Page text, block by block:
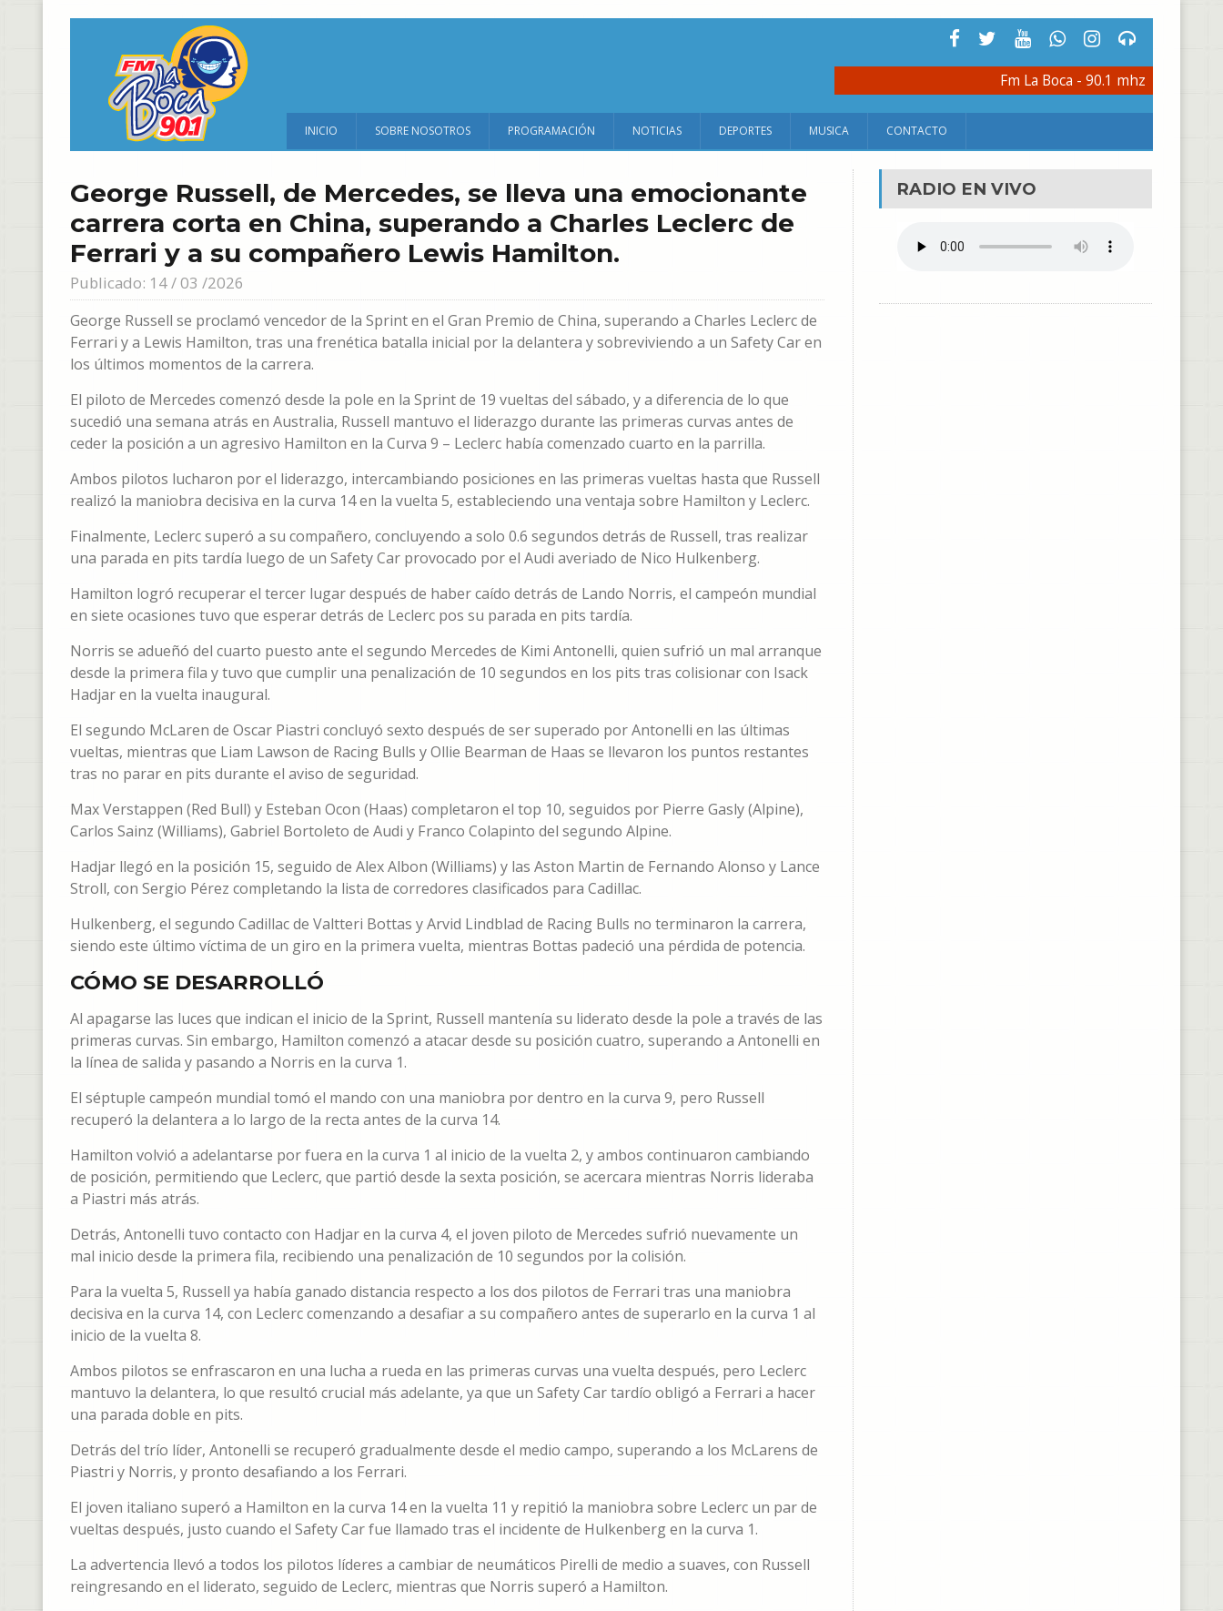
Fm La Boca - 90.1 mhz
INICIO SOBRE NOSOTROS PROGRAMACIÓN NOTICIAS DEPORTES MUSICA CONTACTO
George Russell, de Mercedes, se lleva una emocionante
carrera corta en China, superando a Charles Leclerc de
Ferrari y a su compañero Lewis Hamilton.
Publicado: 14 / 03 /2026
George Russell se proclamó vencedor de la Sprint en el Gran Premio de China, superando a Charles Leclerc de
Ferrari y a Lewis Hamilton, tras una frenética batalla inicial por la delantera y sobreviviendo a un Safety Car en
los últimos momentos de la carrera.
El piloto de Mercedes comenzó desde la pole en la Sprint de 19 vueltas del sábado, y a diferencia de lo que
sucedió una semana atrás en Australia, Russell mantuvo el liderazgo durante las primeras curvas antes de
ceder la posición a un agresivo Hamilton en la Curva 9 – Leclerc había comenzado cuarto en la parrilla.
Ambos pilotos lucharon por el liderazgo, intercambiando posiciones en las primeras vueltas hasta que Russell
realizó la maniobra decisiva en la curva 14 en la vuelta 5, estableciendo una ventaja sobre Hamilton y Leclerc.
Finalmente, Leclerc superó a su compañero, concluyendo a solo 0.6 segundos detrás de Russell, tras realizar
una parada en pits tardía luego de un Safety Car provocado por el Audi averiado de Nico Hulkenberg.
Hamilton logró recuperar el tercer lugar después de haber caído detrás de Lando Norris, el campeón mundial
en siete ocasiones tuvo que esperar detrás de Leclerc pos su parada en pits tardía.
Norris se adueñó del cuarto puesto ante el segundo Mercedes de Kimi Antonelli, quien sufrió un mal arranque
desde la primera fila y tuvo que cumplir una penalización de 10 segundos en los pits tras colisionar con Isack
Hadjar en la vuelta inaugural.
El segundo McLaren de Oscar Piastri concluyó sexto después de ser superado por Antonelli en las últimas
vueltas, mientras que Liam Lawson de Racing Bulls y Ollie Bearman de Haas se llevaron los puntos restantes
tras no parar en pits durante el aviso de seguridad.
Max Verstappen (Red Bull) y Esteban Ocon (Haas) completaron el top 10, seguidos por Pierre Gasly (Alpine),
Carlos Sainz (Williams), Gabriel Bortoleto de Audi y Franco Colapinto del segundo Alpine.
Hadjar llegó en la posición 15, seguido de Alex Albon (Williams) y las Aston Martin de Fernando Alonso y Lance
Stroll, con Sergio Pérez completando la lista de corredores clasificados para Cadillac.
Hulkenberg, el segundo Cadillac de Valtteri Bottas y Arvid Lindblad de Racing Bulls no terminaron la carrera,
siendo este último víctima de un giro en la primera vuelta, mientras Bottas padeció una pérdida de potencia.
CÓMO SE DESARROLLÓ
Al apagarse las luces que indican el inicio de la Sprint, Russell mantenía su liderato desde la pole a través de las
primeras curvas. Sin embargo, Hamilton comenzó a atacar desde su posición cuatro, superando a Antonelli en
la línea de salida y pasando a Norris en la curva 1.
El séptuple campeón mundial tomó el mando con una maniobra por dentro en la curva 9, pero Russell
recuperó la delantera a lo largo de la recta antes de la curva 14.
Hamilton volvió a adelantarse por fuera en la curva 1 al inicio de la vuelta 2, y ambos continuaron cambiando
de posición, permitiendo que Leclerc, que partió desde la sexta posición, se acercara mientras Norris lideraba
a Piastri más atrás.
Detrás, Antonelli tuvo contacto con Hadjar en la curva 4, el joven piloto de Mercedes sufrió nuevamente un
mal inicio desde la primera fila, recibiendo una penalización de 10 segundos por la colisión.
Para la vuelta 5, Russell ya había ganado distancia respecto a los dos pilotos de Ferrari tras una maniobra
decisiva en la curva 14, con Leclerc comenzando a desafiar a su compañero antes de superarlo en la curva 1 al
inicio de la vuelta 8.
Ambos pilotos se enfrascaron en una lucha a rueda en las primeras curvas una vuelta después, pero Leclerc
mantuvo la delantera, lo que resultó crucial más adelante, ya que un Safety Car tardío obligó a Ferrari a hacer
una parada doble en pits.
Detrás del trío líder, Antonelli se recuperó gradualmente desde el medio campo, superando a los McLarens de
Piastri y Norris, y pronto desafiando a los Ferrari.
El joven italiano superó a Hamilton en la curva 14 en la vuelta 11 y repitió la maniobra sobre Leclerc un par de
vueltas después, justo cuando el Safety Car fue llamado tras el incidente de Hulkenberg en la curva 1.
La advertencia llevó a todos los pilotos líderes a cambiar de neumáticos Pirelli de medio a suaves, con Russell
reingresando en el liderato, seguido de Leclerc, mientras que Norris superó a Hamilton.
RADIO EN VIVO